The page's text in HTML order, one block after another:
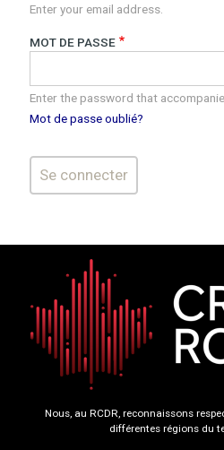
Enter your email address.
MOT DE PASSE
Enter the password that
Mot de passe oublié?
Nous, au RCDR, reconnaissons
différentes régions du